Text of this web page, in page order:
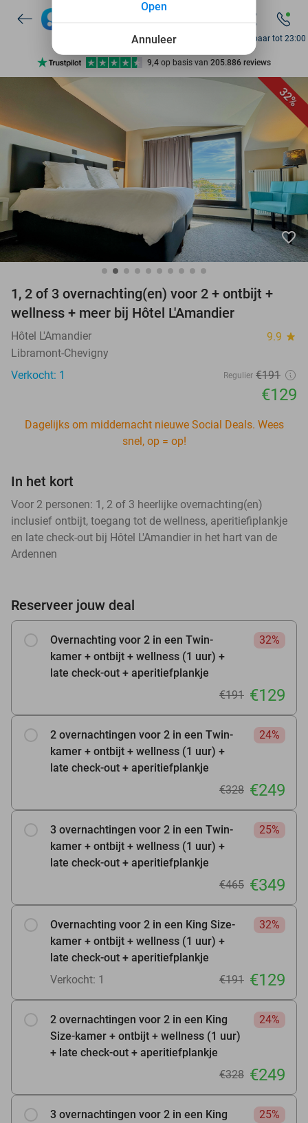
7 dagen per week beschikbaar
10+ miljoen leden
9,4 op basis van 205.886 reviews
10+ miljoen leden
Bereikbaar tot 23:00
32%
favorite_border
1, 2 of 3 overnachting(en) voor 2 + ontbijt +
wellness + meer bij Hôtel L'Amandier
Hôtel L'Amandier 9.9 star
Libramont-Chevigny
Verkocht: 1
Regulier €191
€129
Dagelijks om middernacht nieuwe Social Deals. Wees
snel, op = op!
In het kort
Voor 2 personen: 1, 2 of 3 heerlijke overnachting(en)
inclusief ontbijt, toegang tot de wellness, aperitiefiplankje
en late check-out bij Hôtel L'Amandier in het hart van de
Ardennen
Reserveer jouw deal
Overnachting voor 2 in een Twin-
kamer + ontbijt + wellness (1 uur) +
late check-out + aperitiefplankje
32%
€191 €129
2 overnachtingen voor 2 in een Twin-
kamer + ontbijt + wellness (1 uur) +
late check-out + aperitiefplankje
24%
€328 €249
3 overnachtingen voor 2 in een Twin-
kamer + ontbijt + wellness (1 uur) +
late check-out + aperitiefplankje
25%
€465 €349
Overnachting voor 2 in een King Size-
kamer + ontbijt + wellness (1 uur) +
late check-out + aperitiefplankje
32%
Verkocht: 1 €191 €129
2 overnachtingen voor 2 in een King
Size-kamer + ontbijt + wellness (1 uur)
+ late check-out + aperitiefplankje
24%
€328 €249
3 overnachtingen voor 2 in een King
25%
Annuleer
Open